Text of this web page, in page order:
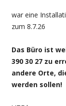
war eine
zum 8.7.26
Das Büro ist
390 30 27 zu
andere Orte,
werden sollen!